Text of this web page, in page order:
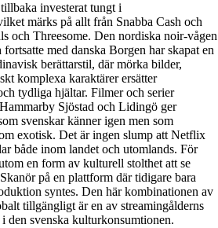
investerat tungt i
märks på allt från Snabba Cash och
och Threesome. Den nordiska noir-vågen
med danska Borgen har skapat en
berättarstil, där mörka bilder,
komplexa karaktärer ersätter
tydliga hjältar. Filmer och serier
Sjöstad och Lidingö ger
svenskar känner igen men som
exotisk. Det är ingen slump att Netflix
både inom landet och utomlands. För
en form av kulturell stolthet att se
på en plattform där tidigare bara
syntes. Den här kombinationen av
tillgängligt är en av streamingålderns
den svenska kulturkonsumtionen.